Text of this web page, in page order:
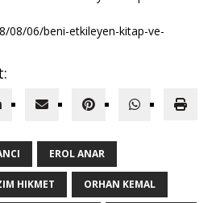
08/06/beni-etkileyen-kitap-ve-
EROL ANAR
HIKMET ORHAN KEMAL